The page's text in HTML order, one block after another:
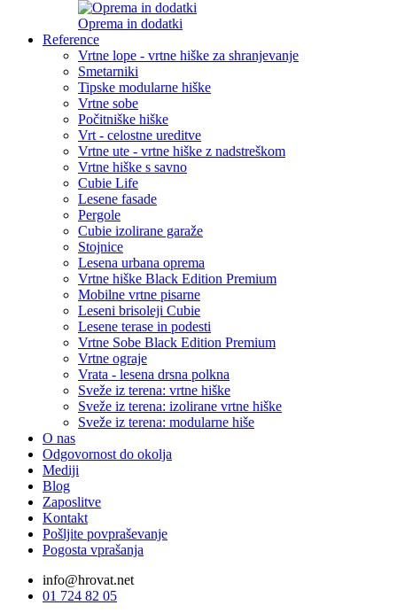
Oprema in dodatki
Reference
Vrtne lope - vrtne hiške za shranjevanje
Smetarniki
Tipske modularne hiške
Vrtne sobe
Počitniške hiške
Vrt - celostne ureditve
Vrtne ute - vrtne hiške z nadstreškom
Vrtne hiške s savno
Cubie Life
Lesene fasade
Pergole
Cubie izolirane garaže
Stojnice
Lesena urbana oprema
Vrtne hiške Black Edition Premium
Mobilne vrtne pisarne
Leseni brisoleji Cubie
Lesene terase in podesti
Vrtne Sobe Black Edition Premium
Vrtne ograje
Vrata - lesena drsna polkna
Sveže iz terena: vrtne hiške
Sveže iz terena: izolirane vrtne hiške
Sveže iz terena: modularne hiše
O nas
Odgovornost do okolja
Mediji
Blog
Zaposlitve
Kontakt
Pošljite povpraševanje
Pogosta vprašanja
info@hrovat.net
01 724 82 05